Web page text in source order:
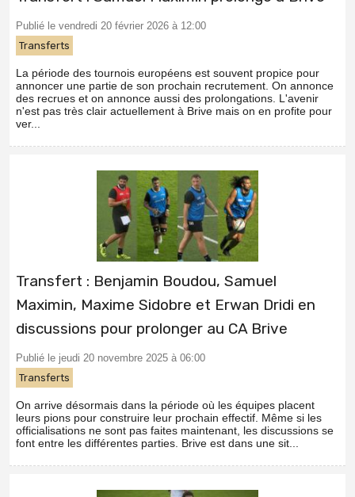
Publié le vendredi 20 février 2026 à 12:00
Transferts
La période des tournois européens est souvent propice pour
annoncer une partie de son prochain recrutement. On annonce
des recrues et on annonce aussi des prolongations. L'avenir
n'est pas très clair actuellement à Brive mais on en profite pour
ver...
Transfert : Benjamin Boudou, Samuel
Maximin, Maxime Sidobre et Erwan Dridi en
discussions pour prolonger au CA Brive
Publié le jeudi 20 novembre 2025 à 06:00
Transferts
On arrive désormais dans la période où les équipes placent
leurs pions pour construire leur prochain effectif. Même si les
officialisations ne sont pas faites maintenant, les discussions se
font entre les différentes parties. Brive est dans une sit...